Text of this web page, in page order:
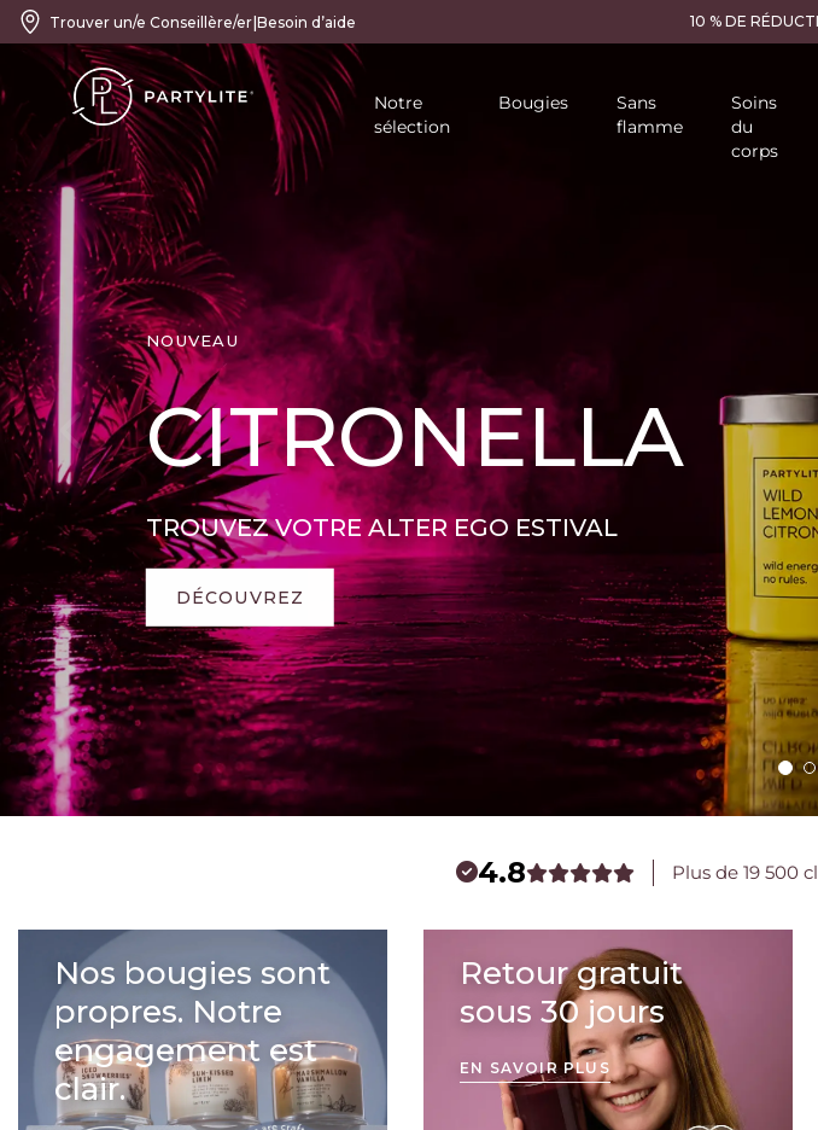
Trouver un/e Conseillère/er|Besoin d’aide
Notre
sélection
Bougies
Sans
flamme
Soins
du
corps
SOLAR PULSE
neon heat.
tropical air.
sun-charged.
4.8 Plus de 19 500
Nos bougies sont
propres. Notre
engagement est
clair.
Retour gratuit
sous 30 jours
EN SAVOIR PLUS